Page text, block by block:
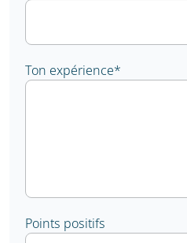
Ton expérience*
Points positifs